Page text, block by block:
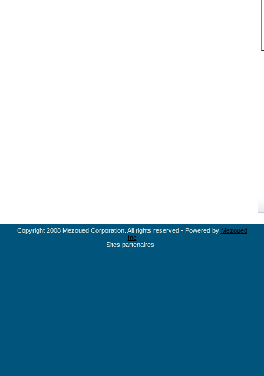
Copyright 2008 Mezoued Corporation. All rights reserved - Powered by Mezoued
Inc
Sites partenaires :